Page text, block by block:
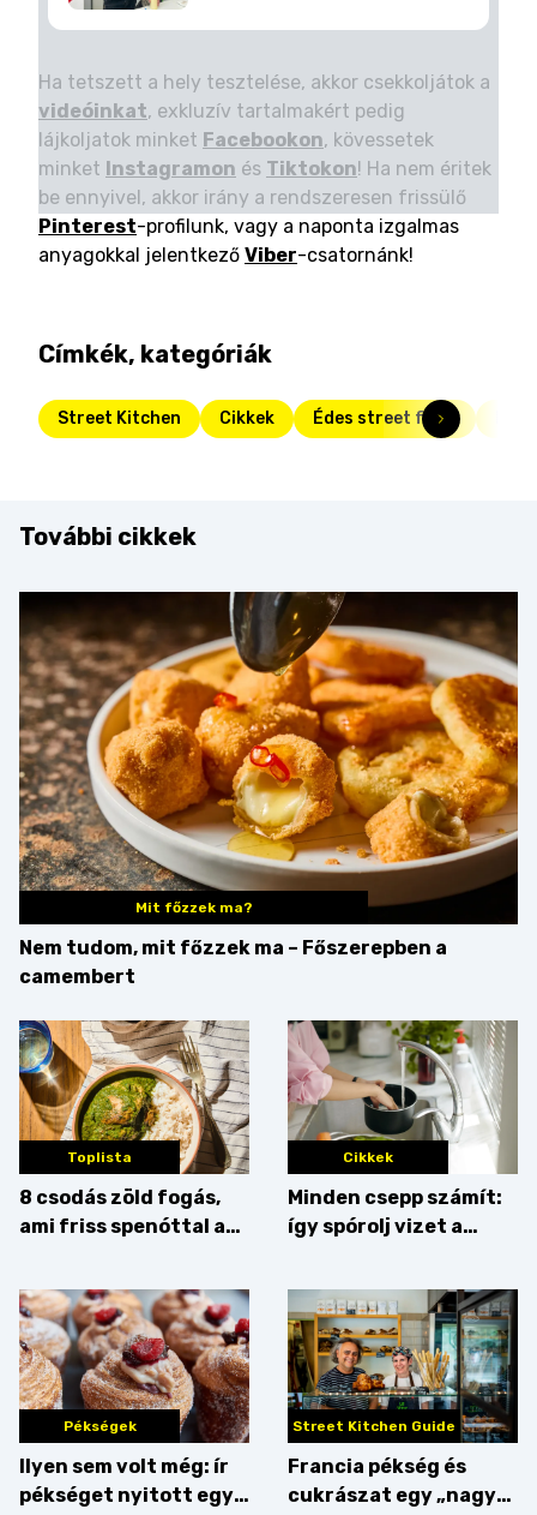
Ha tetszett a hely tesztelése, akkor csekkoljátok a
videóinkat, exkluzív tartalmakért pedig
lájkoljatok minket Facebookon, kövessetek
minket Instagramon és Tiktokon! Ha nem éritek
be ennyivel, akkor irány a rendszeresen frissülő
Pinterest-profilunk, vagy a naponta izgalmas
anyagokkal jelentkező Viber-csatornánk!
Címkék, kategóriák
Street Kitchen Cikkek Édes street food
További cikkek
Mit főzzek ma?
Nem tudom, mit főzzek ma – Főszerepben a
camembert
Toplista
8 csodás zöld fogás,
ami friss spenóttal az
Cikkek
Minden csepp számít:
így spórolj vizet a
Pékségek
Ilyen sem volt még: ír
pékséget nyitott egy
Street Kitchen Guide
Francia pékség és
cukrászat egy „nagy